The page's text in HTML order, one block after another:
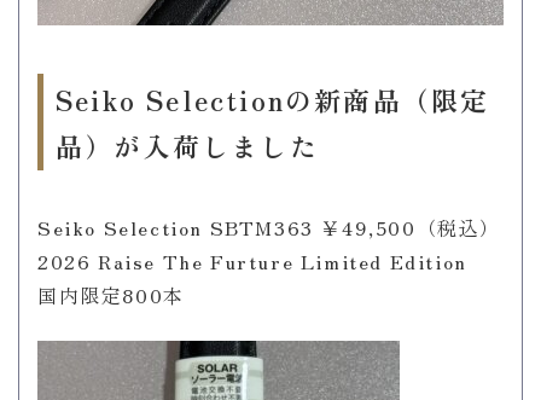
Seiko Selectionの新商品（限定
品）が入荷しました
Seiko Selection SBTM363 ￥49,500（税込）
2026 Raise The Furture Limited Edition
国内限定800本